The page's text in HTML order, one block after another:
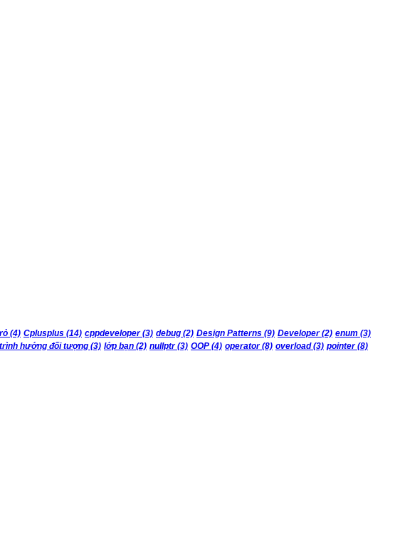
(4) Cplusplus (14) cppdeveloper(3) debug (2) Design Patterns (9) Developer(2) enum (3)
hướng đối tượng (3) lớp bạn (2) nullptr(3) OOP (4) operator(8) overload(3) pointer(8)